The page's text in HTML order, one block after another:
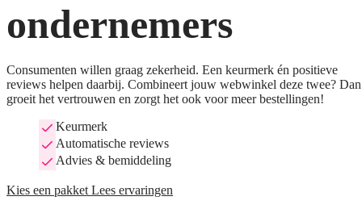
ondernemers
Consumenten willen graag zekerheid. Een keurmerk én positieve
reviews helpen daarbij. Combineert jouw webwinkel deze twee? Dan
groeit het vertrouwen en zorgt het ook voor meer bestellingen!
Keurmerk
Automatische reviews
Advies & bemiddeling
Kies een pakket Lees ervaringen